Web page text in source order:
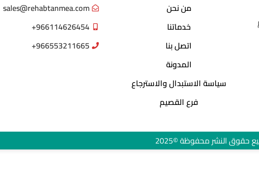
من نحن
خدماتنا
اتصل بنا
المدونة
سياسة الاستبدال والاسترجاع
فرع القصيم
sales@rehabtanmea.com
966114626454+
966553211665+
حقوق النشر محفوظة ©2025